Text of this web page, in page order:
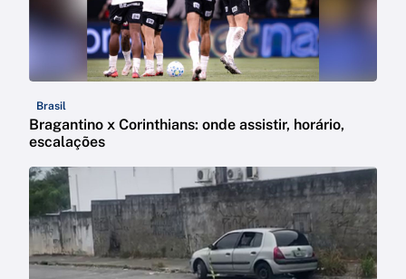
Brasil
Bragantino x Corinthians: onde assistir, horário,
escalações